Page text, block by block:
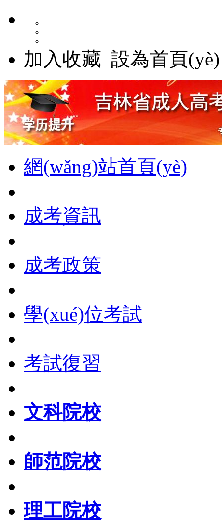
加入收藏 設為首頁(yè)
網(wǎng)站首頁(yè)
成考資訊
成考政策
學(xué)位考試
考試復習
文科院校
師范院校
理工院校